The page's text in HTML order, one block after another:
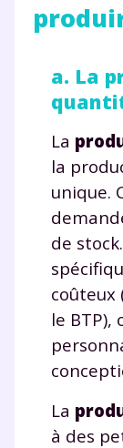
a. La
La
la
unique.
de
coûteux
le
La
à des
et